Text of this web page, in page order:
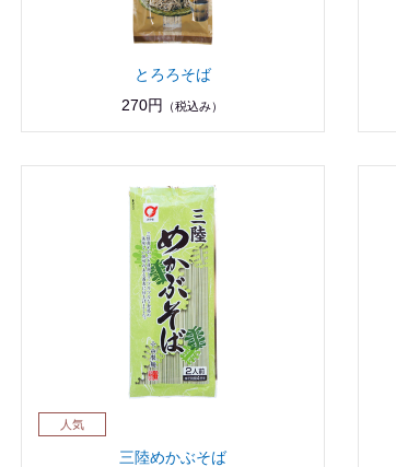
とろろそば
270円
（税込み）
三陸めかぶそば